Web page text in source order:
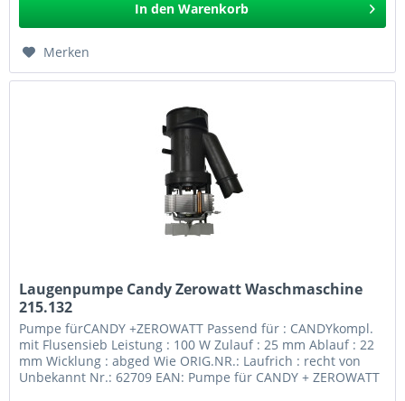
In den Warenkorb
Merken
Laugenpumpe Candy Zerowatt Waschmaschine
215.132
Pumpe fürCANDY +ZEROWATT Passend für : CANDYkompl.
mit Flusensieb Leistung : 100 W Zulauf : 25 mm Ablauf : 22
mm Wicklung : abged Wie ORIG.NR.: Laufrich : recht von
Unbekannt Nr.: 62709 EAN: Pumpe für CANDY + ZEROWATT